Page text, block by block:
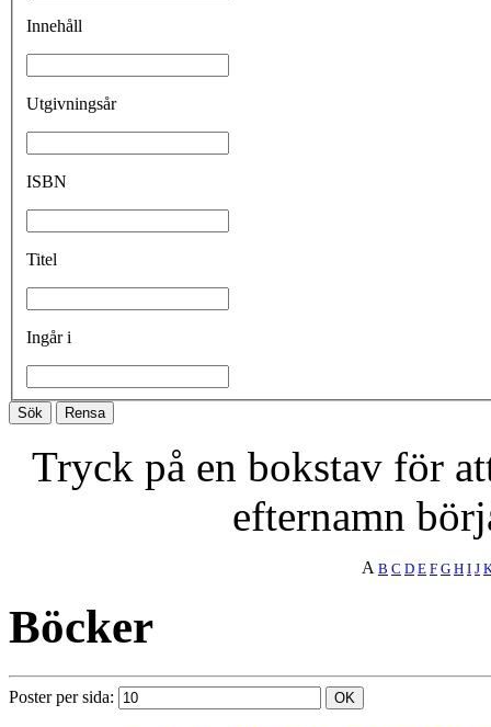
Innehåll
Utgivningsår
ISBN
Titel
Ingår i
Tryck på en bokstav för
efternamn
A B C D E F G H I J
Böcker
Poster per sida: